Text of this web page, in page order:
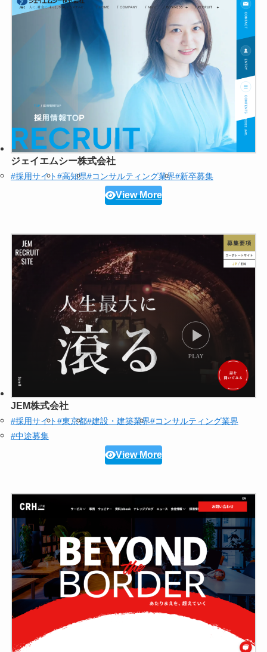
ジェイエムシー株式会社
#採用サイト#高知県#コンサルティング業界#新卒募集
View More
JEM株式会社
#採用サイト#東京都#建設・建築業界#コンサルティング業界
#中途募集
View More